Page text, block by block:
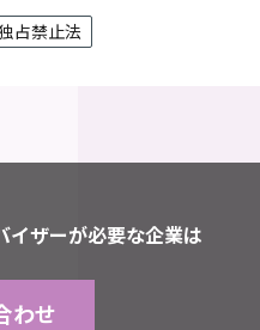
占禁止法
イザーが必要な企業は
わせ